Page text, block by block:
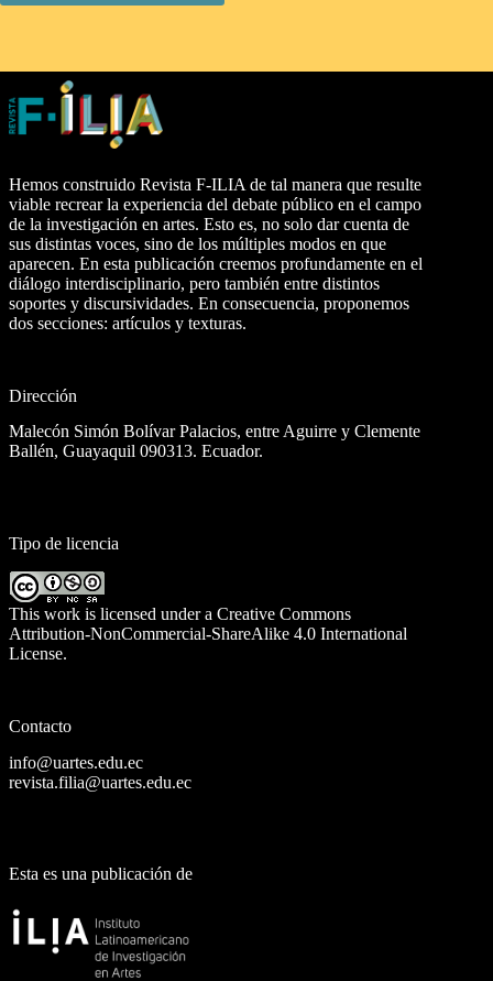
Hemos construido Revista F-ILIA de tal manera que resulte
viable recrear la experiencia del debate público en el campo
de la investigación en artes. Esto es, no solo dar cuenta de
sus distintas voces, sino de los múltiples modos en que
aparecen. En esta publicación creemos profundamente en el
diálogo interdisciplinario, pero también entre distintos
soportes y discursividades. En consecuencia, proponemos
dos secciones: artículos y texturas.
Dirección
Malecón Simón Bolívar Palacios, entre Aguirre y Clemente
Ballén, Guayaquil 090313. Ecuador.
Tipo de licencia
This work is licensed under a Creative Commons
Attribution-NonCommercial-ShareAlike 4.0 International
License.
Contacto
info@uartes.edu.ec
revista.filia@uartes.edu.ec
Esta es una publicación de